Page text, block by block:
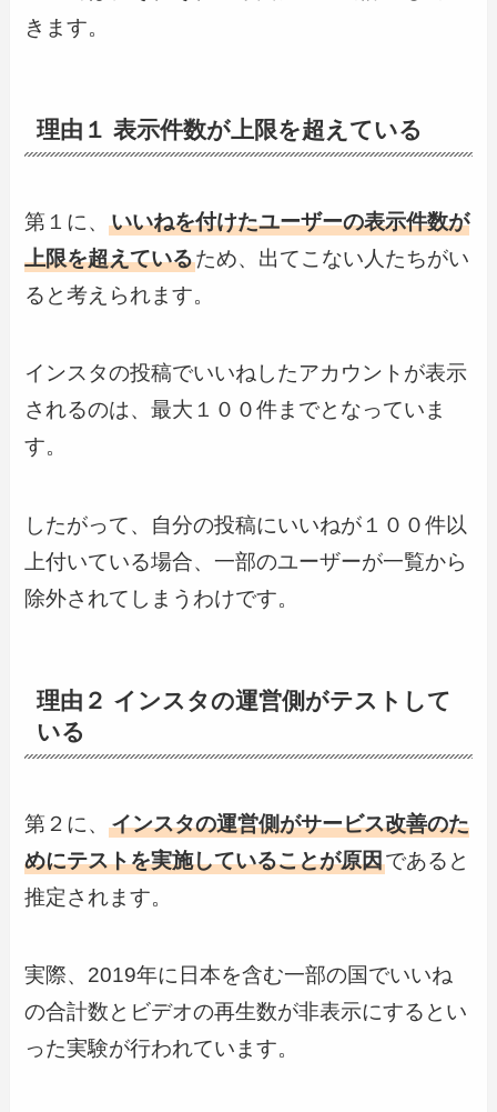
きます。
理由１ 表示件数が上限を超えている
第１に、いいねを付けたユーザーの表示件数が
上限を超えているため、出てこない人たちがい
ると考えられます。
インスタの投稿でいいねしたアカウントが表示
されるのは、最大１００件までとなっていま
す。
したがって、自分の投稿にいいねが１００件以
上付いている場合、一部のユーザーが一覧から
除外されてしまうわけです。
理由２ インスタの運営側がテストして
いる
第２に、インスタの運営側がサービス改善のた
めにテストを実施していることが原因であると
推定されます。
実際、2019年に日本を含む一部の国でいいね
の合計数とビデオの再生数が非表示にするとい
った実験が行われています。